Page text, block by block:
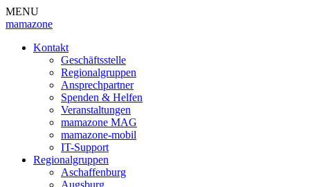
MENU
mamazone
Kontakt
Geschäftsstelle
Regionalgruppen
Ansprechpartner
Spenden & Helfen
Veranstaltungen
mamazone MAG
mamazone-mobil
IT-Support
Regionalgruppen
Aschaffenburg
Augsburg